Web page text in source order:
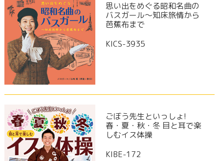
思い出をめぐる昭和名曲の
バスガール～知床旅情から
芭蕉布まで
KICS-3935
ごぼう先生といっしょ!
春・夏・秋・冬 目と耳で楽
しむイス体操
KIBE-172